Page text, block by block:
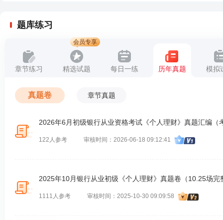
题库练习
章节练习
会员专享
精选试题 每日一练 历年真题 模拟
真题卷 章节真题
2026年6月初级银行从业资格考试《个人理财》真题汇编（
122人参考 审核时间：2026-06-18 09:12:41
2025年10月银行从业初级《个人理财》真题卷（10.25场完
1111人参考 审核时间：2025-10-30 09:09:58